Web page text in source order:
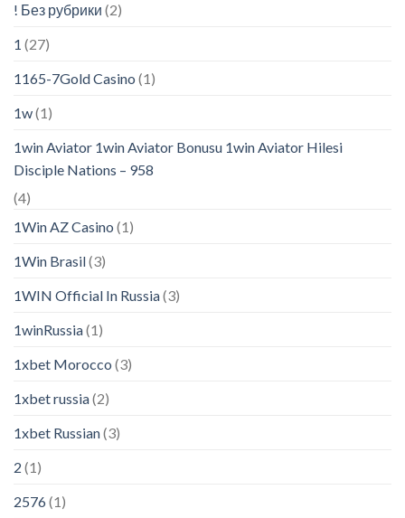
! Без рубрики (2)
1 (27)
1165-7Gold Casino (1)
1w(1)
1win Aviator 1win Aviator Bonusu 1win Aviator Hilesi
Disciple Nations – 958
(4)
1Win AZ Casino (1)
1Win Brasil(3)
1WIN Official In Russia(3)
1winRussia(1)
1xbet Morocco (3)
1xbet russia(2)
1xbet Russian(3)
2 (1)
2576(1)